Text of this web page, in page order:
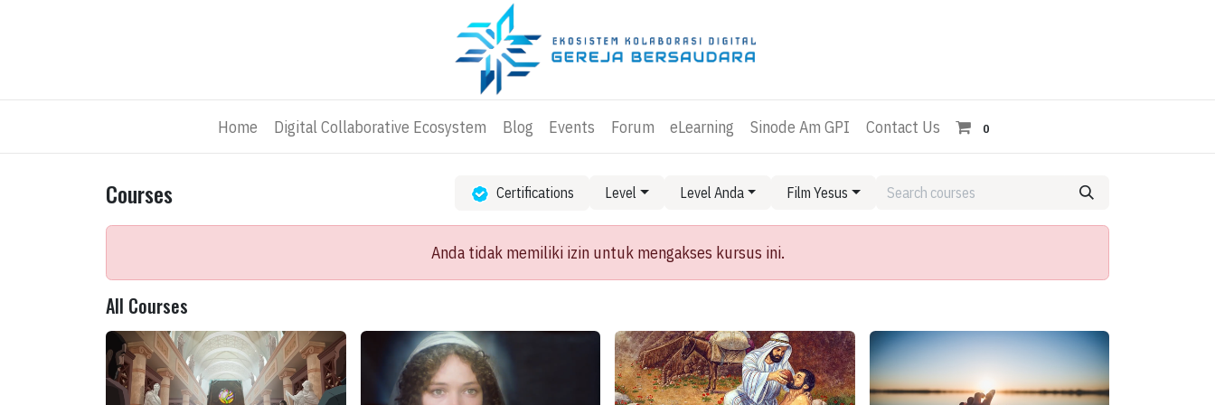
Home Digital Collaborative Ecosystem Blog Events Forum eLearning Sinode Am GPI Contact Us 0
Courses Level Level Anda Film Yesus
Certifications
Anda tidak memiliki izin untuk mengakses kursus ini.
All Courses